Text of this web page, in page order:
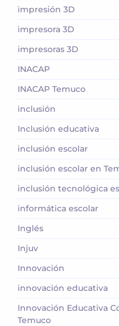
impresión 3D
impresora 3D
impresoras 3D
INACAP
INACAP Temuco
inclusión
Inclusión educativa
inclusión escolar
inclusión escolar en
inclusión tecnológica
informática escolar
Inglés
Injuv
Innovación
innovación educativa
Innovación Educativa
Temuco